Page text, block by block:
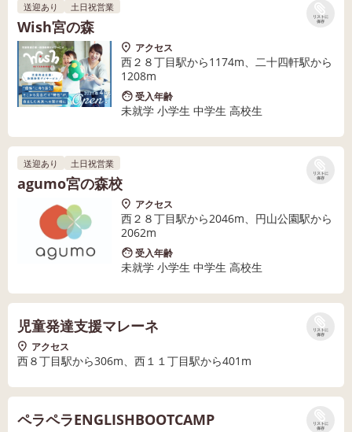
リストに
保存
送迎あり 土日祝営業
Wish宮の森
アクセス
西２８丁目駅から1174m、二十四軒駅から
1208m
受入年齢
未就学 小学生 中学生 高校生
リストに
保存
送迎あり 土日祝営業
agumo宮の森校
アクセス
西２８丁目駅から2046m、円山公園駅から
2062m
受入年齢
未就学 小学生 中学生 高校生
リストに
保存
児童発達支援マレーネ
アクセス
西８丁目駅から306m、西１１丁目駅から401m
リストに
保存
ペラペラENGLISHBOOTCAMP